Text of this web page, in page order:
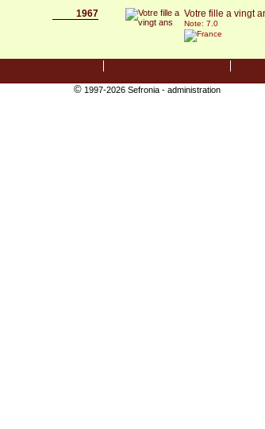
1967 Votre fille a vingt
Note: 7.0
©1997-2026 Sefronia - administration